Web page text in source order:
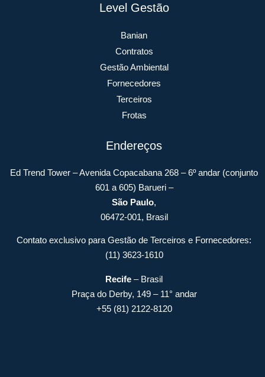
Level Gestão
Banian
Contratos
Gestão Ambiental
Fornecedores
Terceiros
Frotas
Endereços
Ed Trend Tower – Avenida Copacabana 268 – 6º andar (conjunto
601 a 605) Barueri –
São Paulo,
06472-001, Brasil
Contato exclusivo para Gestão de Terceiros e Fornecedores:
(11) 3623-1610
Recife – Brasil
Praça do Derby, 149 – 11° andar
+55 (81) 2122-8120